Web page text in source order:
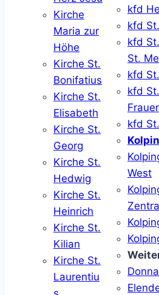
Kirche
Maria zur
Höhe
Kirche St.
Bonifatius
Kirche St.
Elisabeth
Kirche St.
Georg
Kirche St.
Hedwig
Kirche St.
Heinrich
Kirche St.
Kilian
Kirche St.
Laurentiu
kfd
kfd
kfd
St.
kfd
kfd
kfd
West